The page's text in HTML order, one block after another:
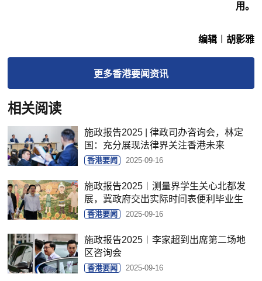
用。
编辑︱胡影雅
更多香港要闻资讯
相关阅读
施政报告2025 | 律政司办咨询会，林定
国：充分展现法律界关注香港未来
香港要闻 2025-09-16
施政报告2025︱测量界学生关心北都发
展，冀政府交出实际时间表便利毕业生
香港要闻 2025-09-16
施政报告2025︱李家超到出席第二场地
区咨询会
香港要闻 2025-09-16